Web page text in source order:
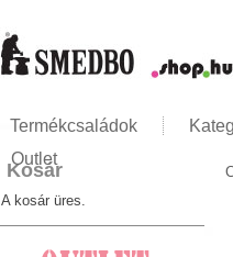
Termékcsaládok
Outlet
Kosár
A kosár üres.